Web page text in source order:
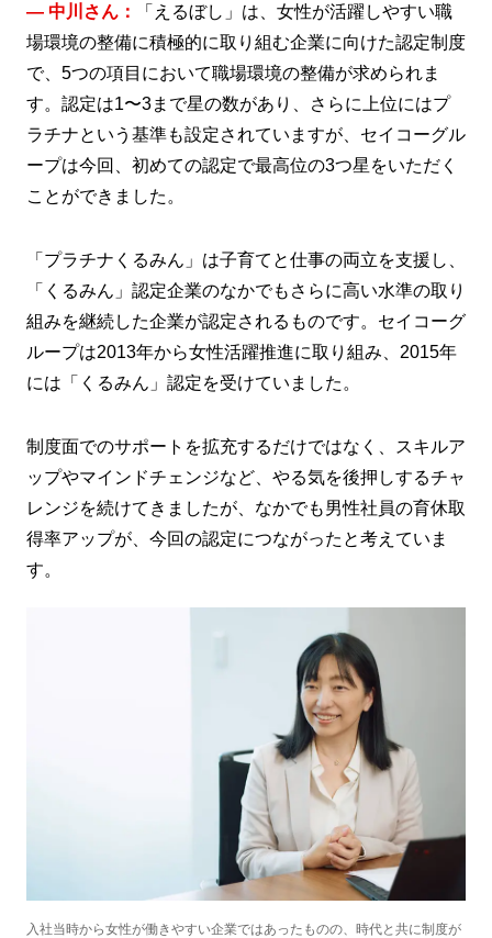
― 中川さん：
「えるぼし」は、女性が活躍しやすい職
場環境の整備に積極的に取り組む企業に向けた認定制度
で、5つの項目において職場環境の整備が求められま
す。認定は1〜3まで星の数があり、さらに上位にはプ
ラチナという基準も設定されていますが、セイコーグル
ープは今回、初めての認定で最高位の3つ星をいただく
ことができました。
「プラチナくるみん」は子育てと仕事の両立を支援し、
「くるみん」認定企業のなかでもさらに高い水準の取り
組みを継続した企業が認定されるものです。セイコーグ
ループは2013年から女性活躍推進に取り組み、2015年
には「くるみん」認定を受けていました。
制度面でのサポートを拡充するだけではなく、スキルア
ップやマインドチェンジなど、やる気を後押しするチャ
レンジを続けてきましたが、なかでも男性社員の育休取
得率アップが、今回の認定につながったと考えていま
す。
入社当時から女性が働きやすい企業ではあったものの、時代と共に制度が